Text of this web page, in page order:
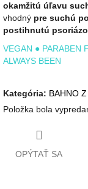
okamžitú úľavu
vhodný pre suchú
postihnutú
VEGAN ● PARABEN
ALWAYS BEEN
Kategória: BAHNO
Položka bola
OPÝTAŤ SA